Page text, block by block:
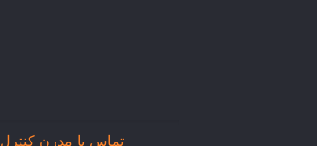
تماس با مدرن کنترل